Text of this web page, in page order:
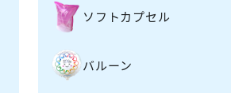
ソフトカプセル
バルーン